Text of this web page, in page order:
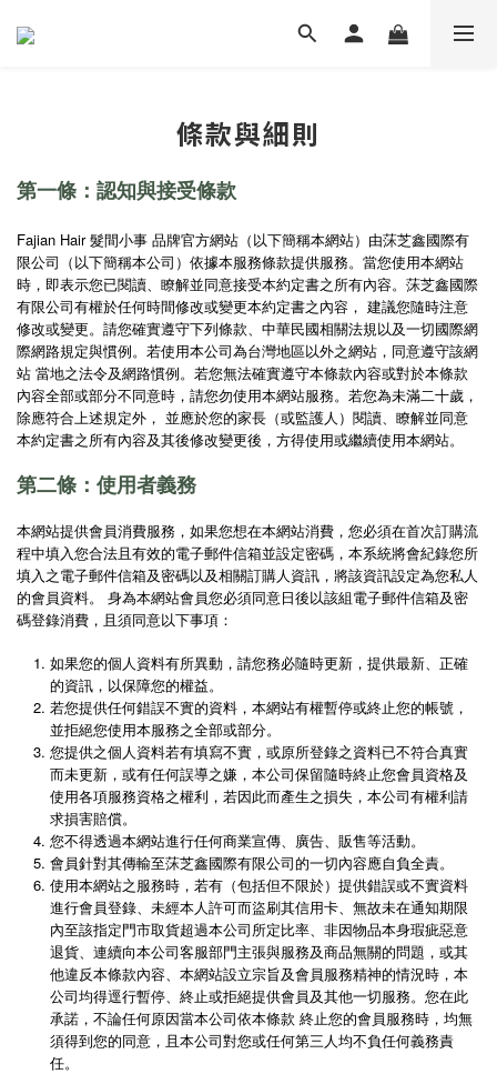
條款與細則
第一條：認知與接受條款
Fajian Hair 髮間小事 品牌官方網站（以下簡稱本網站）由莯芝鑫國際有
限公司（以下簡稱本公司）依據本服務條款提供服務。當您使用本網站
時，即表示您已閱讀、瞭解並同意接受本約定書之所有內容。莯芝鑫國際
有限公司有權於任何時間修改或變更本約定書之內容， 建議您隨時注意
修改或變更。請您確實遵守下列條款、中華民國相關法規以及一切國際網
際網路規定與慣例。若使用本公司為台灣地區以外之網站，同意遵守該網
站 當地之法令及網路慣例。若您無法確實遵守本條款內容或對於本條款
內容全部或部分不同意時，請您勿使用本網站服務。若您為未滿二十歲，
除應符合上述規定外， 並應於您的家長（或監護人）閱讀、瞭解並同意
本約定書之所有內容及其後修改變更後，方得使用或繼續使用本網站。
第二條：使用者義務
本網站提供會員消費服務，如果您想在本網站消費，您必須在首次訂購流
程中填入您合法且有效的電子郵件信箱並設定密碼，本系統將會紀錄您所
填入之電子郵件信箱及密碼以及相關訂購人資訊，將該資訊設定為您私人
的會員資料。 身為本網站會員您必須同意日後以該組電子郵件信箱及密
碼登錄消費，且須同意以下事項：
如果您的個人資料有所異動，請您務必隨時更新，提供最新、正確
的資訊，以保障您的權益。
若您提供任何錯誤不實的資料，本網站有權暫停或終止您的帳號，
並拒絕您使用本服務之全部或部分。
您提供之個人資料若有填寫不實，或原所登錄之資料已不符合真實
而未更新，或有任何誤導之嫌，本公司保留隨時終止您會員資格及
使用各項服務資格之權利，若因此而產生之損失，本公司有權利請
求損害賠償。
您不得透過本網站進行任何商業宣傳、廣告、販售等活動。
會員針對其傳輸至莯芝鑫國際有限公司的一切內容應自負全責。
使用本網站之服務時，若有（包括但不限於）提供錯誤或不實資料
進行會員登錄、未經本人許可而盜刷其信用卡、無故未在通知期限
內至該指定門市取貨超過本公司所定比率、非因物品本身瑕疵惡意
退貨、連續向本公司客服部門主張與服務及商品無關的問題，或其
他違反本條款內容、本網站設立宗旨及會員服務精神的情況時，本
公司均得逕行暫停、終止或拒絕提供會員及其他一切服務。您在此
承諾，不論任何原因當本公司依本條款 終止您的會員服務時，均無
須得到您的同意，且本公司對您或任何第三人均不負任何義務責
任。